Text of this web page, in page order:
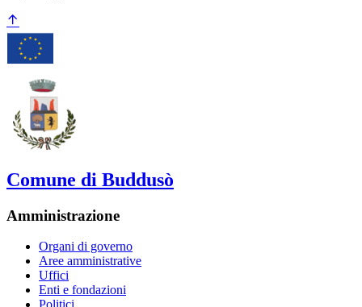
Comune di Buddusò
Amministrazione
Organi di governo
Aree amministrative
Uffici
Enti e fondazioni